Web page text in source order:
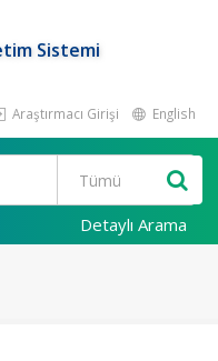
Sistemi
Araştırmacı Girişi English
Detaylı Arama